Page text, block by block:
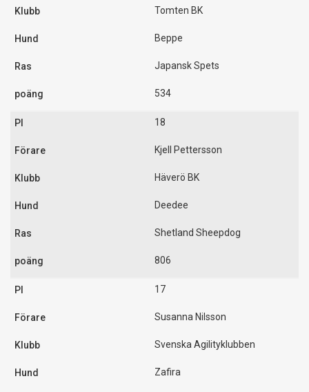
Tomten BK
Beppe
Japansk Spets
534
18
Kjell Pettersson
Häverö BK
Deedee
Shetland Sheepdog
806
17
Susanna Nilsson
Svenska Agilityklubben
Zafira